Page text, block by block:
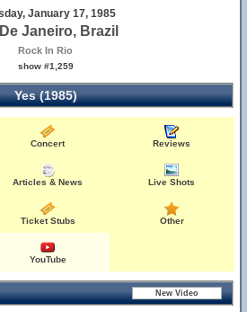
January 17, 1985
Janeiro, Brazil
Rock In Rio
show #1,259
Yes (1985)
Concert Reviews
Articles & News Live Shots
Ticket Stubs Other
YouTube